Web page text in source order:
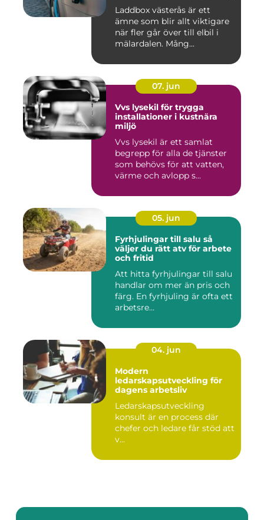
Laddbox västerås är ett
ämne som blir allt viktigare
när fler går över till elbil i
mälardalen. Mång...
07. jun
Vvs lysekil för trygga
installationer i kustnära
miljö
Vvs lysekil är ett samlat
begrepp för alla de tjänster
som behövs för att vatten,
värme och avlopp s...
05. jun
Fyrhjulingar till salu så
väljer du rätt atv för arbete
och fritid
Att hitta fyrhjulingar till salu
handlar om mer än pris och
färg. En fyrhjuling är ofta ett
arbetsre...
04. jun
Modern
ledarskapsutveckling för
dagens arbetsliv
Ledarskapsutveckling
konsult är en process där
chefer och ledare får stöd att
v...